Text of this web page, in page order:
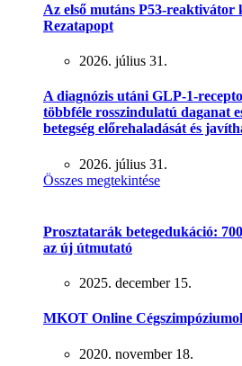
Az első mutáns P53-
Rezatapopt
2026. július 31.
A diagnózis utáni GLP-1-
többféle rosszindulatú daganat
betegség előrehaladását és
2026. július 31.
Összes megtekintése
Prosztatarák betegedukáció:
az új útmutató
2025. december 15.
MKOT Online
2020. november 18.